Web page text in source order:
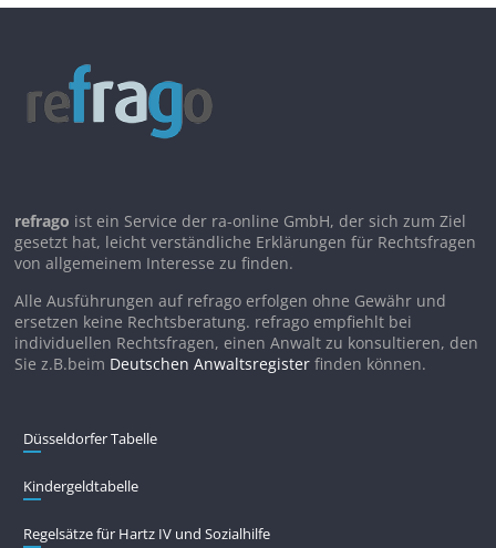
refrago ist ein Service der ra-online GmbH, der sich zum Ziel
gesetzt hat, leicht verständliche Erklärungen für Rechtsfragen
von allgemeinem Interesse zu finden.
Alle Ausführungen auf refrago erfolgen ohne Gewähr und
ersetzen keine Rechtsberatung. refrago empfiehlt bei
individuellen Rechtsfragen, einen Anwalt zu konsultieren, den
Sie z.B.beim Deutschen Anwaltsregister finden können.
Düsseldorfer Tabelle
Kindergeldtabelle
Regelsätze für Hartz IV und Sozialhilfe